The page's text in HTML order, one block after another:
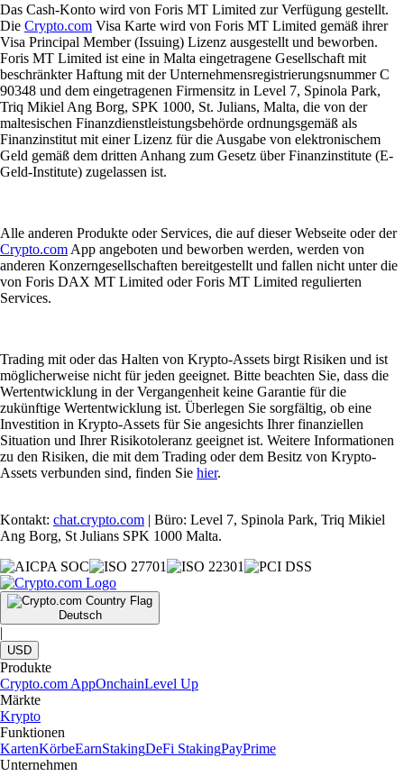
Das Cash-Konto wird von Foris MT Limited zur Verfügung gestellt.
Die Crypto.com Visa Karte wird von Foris MT Limited gemäß ihrer
Visa Principal Member (Issuing) Lizenz ausgestellt und beworben.
Foris MT Limited ist eine in Malta eingetragene Gesellschaft mit
beschränkter Haftung mit der Unternehmensregistrierungsnummer C
90348 und dem eingetragenen Firmensitz in Level 7, Spinola Park,
Triq Mikiel Ang Borg, SPK 1000, St. Julians, Malta, die von der
maltesischen Finanzdienstleistungsbehörde ordnungsgemäß als
Finanzinstitut mit einer Lizenz für die Ausgabe von elektronischem
Geld gemäß dem dritten Anhang zum Gesetz über Finanzinstitute (E-
Geld-Institute) zugelassen ist.
Alle anderen Produkte oder Services, die auf dieser Webseite oder der
Crypto.com App angeboten und beworben werden, werden von
anderen Konzerngesellschaften bereitgestellt und fallen nicht unter die
von Foris DAX MT Limited oder Foris MT Limited regulierten
Services.
Trading mit oder das Halten von Krypto-Assets birgt Risiken und ist
möglicherweise nicht für jeden geeignet. Bitte beachten Sie, dass die
Wertentwicklung in der Vergangenheit keine Garantie für die
zukünftige Wertentwicklung ist. Überlegen Sie sorgfältig, ob eine
Investition in Krypto-Assets für Sie angesichts Ihrer finanziellen
Situation und Ihrer Risikotoleranz geeignet ist. Weitere Informationen
zu den Risiken, die mit dem Trading oder dem Besitz von Krypto-
Assets verbunden sind, finden Sie hier.
Kontakt: chat.crypto.com | Büro: Level 7, Spinola Park, Triq Mikiel
Ang Borg, St Julians SPK 1000 Malta.
Deutsch
|
USD
Produkte
Crypto.com AppOnchainLevel Up
Märkte
Krypto
Funktionen
KartenKörbeEarnStakingDeFi StakingPayPrime
Unternehmen